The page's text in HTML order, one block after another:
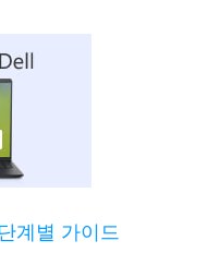
계별 가이드